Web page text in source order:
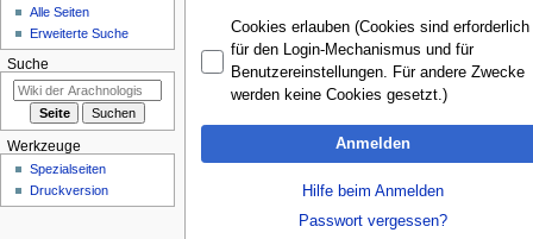
Cookies erlauben (Cookies sind erforderlich
für den Login-Mechanismus und für
Benutzereinstellungen. Für andere Zwecke
werden keine Cookies gesetzt.)
Anmelden
Hilfe beim Anmelden
Passwort vergessen?
Alle Seiten
Erweiterte Suche
Suche
Werkzeuge
Spezialseiten
Druckversion